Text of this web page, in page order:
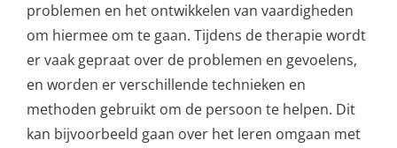
problemen en het ontwikkelen van vaardigheden
om hiermee om te gaan. Tijdens de therapie wordt
er vaak gepraat over de problemen en gevoelens,
en worden er verschillende technieken en
methoden gebruikt om de persoon te helpen. Dit
kan bijvoorbeeld gaan over het leren omgaan met